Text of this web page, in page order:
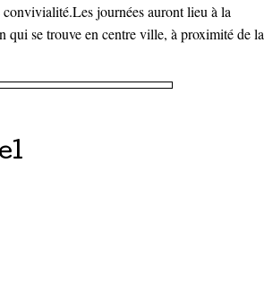
journées auront lieu à la
qui se trouve en centre ville, à proximité de la